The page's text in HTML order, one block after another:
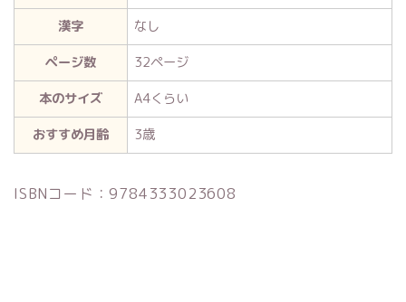
漢字
なし
ページ数
32ページ
本のサイズ
A4くらい
おすすめ月齢
3歳
ISBNコード：9784333023608